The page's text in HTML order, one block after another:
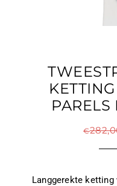
PARELS
€
Langgerekte